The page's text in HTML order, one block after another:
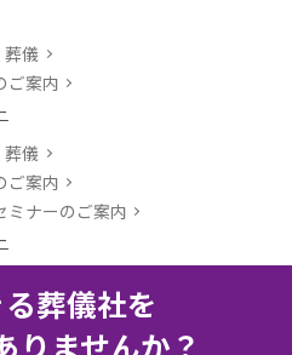
葬儀
ご案内
葬儀
ご案内
ミナーのご案内
葬儀社を
りませんか？